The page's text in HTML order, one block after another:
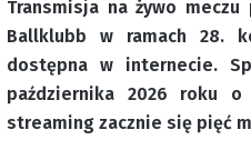
Transmisja na żywo
Ballklubb w ramach 28.
dostępna w internecie.
października 2026 roku
streaming zacznie się pięć